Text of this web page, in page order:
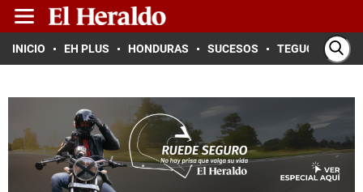
INICIO EH PLUS HONDURAS SUCESOS TEGUCIGALPA